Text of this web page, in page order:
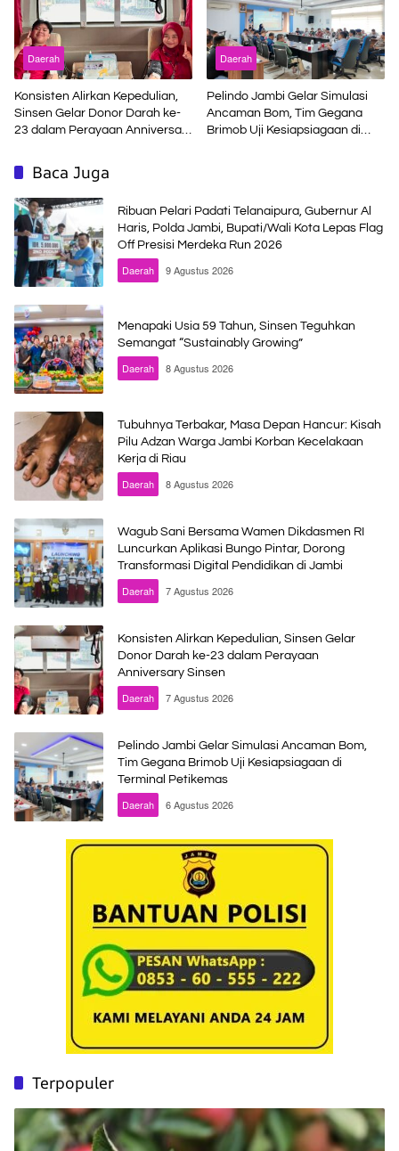
Daerah
Konsisten Alirkan Kepedulian,
Sinsen Gelar Donor Darah ke-
23 dalam Perayaan Anniversary
Daerah
Pelindo Jambi Gelar Simulasi
Ancaman Bom, Tim Gegana
Brimob Uji Kesiapsiagaan di
Baca Juga
Ribuan Pelari Padati Telanaipura, Gubernur Al
Haris, Polda Jambi, Bupati/Wali Kota Lepas Flag
Off Presisi Merdeka Run 2026
Daerah 9 Agustus 2026
Menapaki Usia 59 Tahun, Sinsen Teguhkan
Semangat “Sustainably Growing”
Daerah 8 Agustus 2026
Tubuhnya Terbakar, Masa Depan Hancur: Kisah
Pilu Adzan Warga Jambi Korban Kecelakaan
Kerja di Riau
Daerah 8 Agustus 2026
Wagub Sani Bersama Wamen Dikdasmen RI
Luncurkan Aplikasi Bungo Pintar, Dorong
Transformasi Digital Pendidikan di Jambi
Daerah 7 Agustus 2026
Konsisten Alirkan Kepedulian, Sinsen Gelar
Donor Darah ke-23 dalam Perayaan
Anniversary Sinsen
Daerah 7 Agustus 2026
Pelindo Jambi Gelar Simulasi Ancaman Bom,
Tim Gegana Brimob Uji Kesiapsiagaan di
Terminal Petikemas
Daerah 6 Agustus 2026
Terpopuler